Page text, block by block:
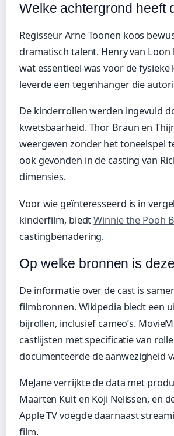
Welke achtergrond heeft
Regisseur Arne Toonen koos
dramatisch talent. Henry van
wat essentieel was voor de
leverde een tegenhanger die
De kinderrollen werden ingevuld
kwetsbaarheid. Thor Braun en
weergeven zonder het toneelspel
ook gevonden in de casting van
dimensies.
Voor wie geïnteresseerd is in
kinderfilm, biedtWinnie the Pooh
castingbenadering.
Op welke bronnen is
De informatie over de cast is
filmbronnen. Wikipedia biedt een
bijrollen, inclusief cameo’s.
castlijsten met specificatie van
documenteerde de aanwezigheid
MeJane verrijkte de data met
Maarten Kuit en Koji Nelissen, en
Apple TV voegde daarnaast
film.